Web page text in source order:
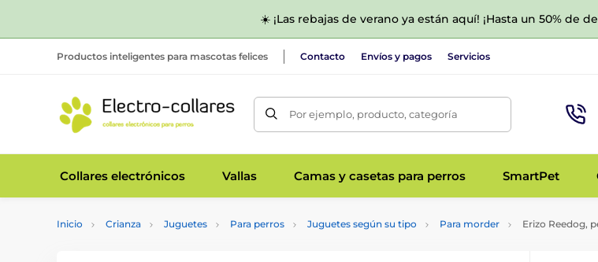
☀️ ¡Las rebajas de verano ya están aquí! ¡Hasta un 50% de
Productos inteligentes para mascotas felices Contacto Envíos y pagos Servicios
Por ejemplo, producto, categoría
Collares electrónicos Vallas Camas y casetas para perros SmartPet
Inicio Crianza Juguetes Para perros Juguetes según su tipo Para morder Erizo Reedog,